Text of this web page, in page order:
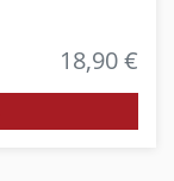
18,90 €